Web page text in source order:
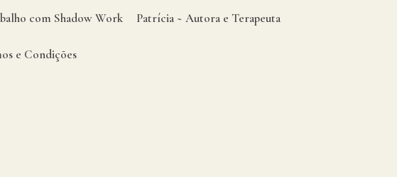
com Shadow Work Patrícia ~ Autora e Terapeuta
e Condições